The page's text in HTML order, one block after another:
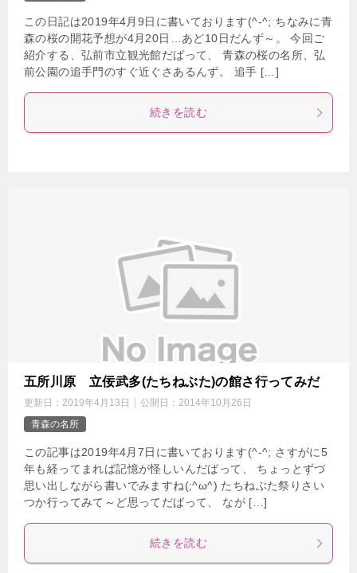
この日記は2019年4月9日に書いております(^-^; ちなみに青
森の桜の開花予想が4月20日…あど10日だんず～。 今回ご
紹介する、弘前市立観光館だばって、 青森の桜の名所、弘
前公園の追手門のすぐ近ぐさあるんず。 追手 […]
続きを読む
五所川原 立佞武多(たちねぶた)の館さ行ってみだ
更新日： 2019年4月13日 公開日： 2014年10月26日
青森の名所
この記事は2019年4月7日に書いております(^-^; さすがに5
年も経ってまれば記憶が怪しいんだばって、 ちょっとずづ
思い出しながら書いでみますね(;^ω^) たちねぶた祭りさい
つか行ってみて～ど思ってだばって、 なが […]
続きを読む